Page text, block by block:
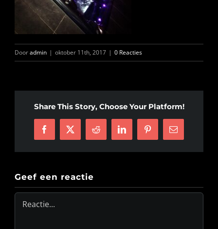
ANDERE VESTIGINGEN
Dooradmin | oktober 11th, 2017 | 0 Reacties
Share This Story, Choose Your Platform!
Facebook
X Reddit LinkedInPinterest
E-
mail
Geef een reactie
Reactie